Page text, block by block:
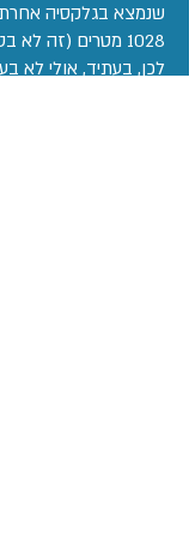
1028 מטרים (זה
לכן, בעתיד, אולי לא